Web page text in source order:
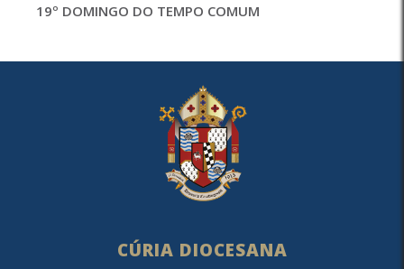
19º DOMINGO DO TEMPO COMUM
CÚRIA DIOCESANA